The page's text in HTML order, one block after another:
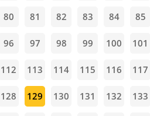
80 81 82 83 84 85
96 97 98 99 100 101
112 113 114 115 116 117
128 129 130 131 132 133